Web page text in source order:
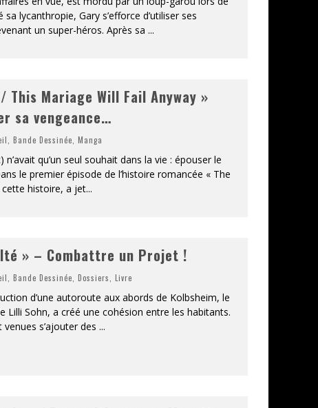
lycanthropie, Gary s’efforce d’utiliser ses
un super-héros. Après sa ...
This Mariage Will Fail Anyway »
sa vengeance…
,Bande Dessinée ,Manga
qu’un seul souhait dans la vie : épouser le
le premier épisode de l’histoire romancée « The
cette histoire, a jet...
» – Combattre un Projet !
,Bande Dessinée ,Dossiers ,Livre
d’une autoroute aux abords de Kolbsheim, le
Lilli Sohn, a créé une cohésion entre les habitants.
s’ajouter des ...